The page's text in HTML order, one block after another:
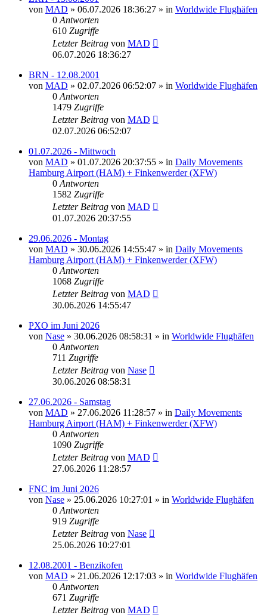
von MAD » 06.07.2026 18:36:27 » in Worldwide Flughäfen
0 Antworten
610 Zugriffe
Letzter Beitrag von MAD
06.07.2026 18:36:27
BRN - 12.08.2001
von MAD » 02.07.2026 06:52:07 » in Worldwide Flughäfen
0 Antworten
1479 Zugriffe
Letzter Beitrag von MAD
02.07.2026 06:52:07
01.07.2026 - Mittwoch
von MAD » 01.07.2026 20:37:55 » in Daily Movements
Hamburg Airport (HAM) + Finkenwerder (XFW)
0 Antworten
1582 Zugriffe
Letzter Beitrag von MAD
01.07.2026 20:37:55
29.06.2026 - Montag
von MAD » 30.06.2026 14:55:47 » in Daily Movements
Hamburg Airport (HAM) + Finkenwerder (XFW)
0 Antworten
1068 Zugriffe
Letzter Beitrag von MAD
30.06.2026 14:55:47
PXO im Juni 2026
von Nase » 30.06.2026 08:58:31 » in Worldwide Flughäfen
0 Antworten
711 Zugriffe
Letzter Beitrag von Nase
30.06.2026 08:58:31
27.06.2026 - Samstag
von MAD » 27.06.2026 11:28:57 » in Daily Movements
Hamburg Airport (HAM) + Finkenwerder (XFW)
0 Antworten
1090 Zugriffe
Letzter Beitrag von MAD
27.06.2026 11:28:57
FNC im Juni 2026
von Nase » 25.06.2026 10:27:01 » in Worldwide Flughäfen
0 Antworten
919 Zugriffe
Letzter Beitrag von Nase
25.06.2026 10:27:01
12.08.2001 - Benzikofen
von MAD » 21.06.2026 12:17:03 » in Worldwide Flughäfen
0 Antworten
671 Zugriffe
Letzter Beitrag von MAD